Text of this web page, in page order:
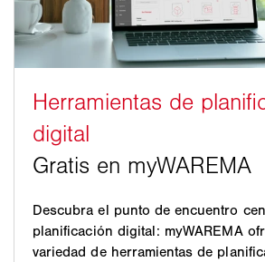
Descubra el punto de encuentro
planificación digital: myWAREMA
variedad de herramientas de